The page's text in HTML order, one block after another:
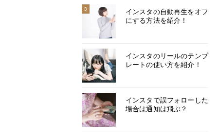
3
インスタの自動再生をオフ
にする方法を紹介！
インスタのリールのテンプ
レートの使い方を紹介！
インスタで誤フォローした
場合は通知は飛ぶ？